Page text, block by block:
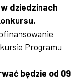
dziedzinach
Programu
będzie od 09